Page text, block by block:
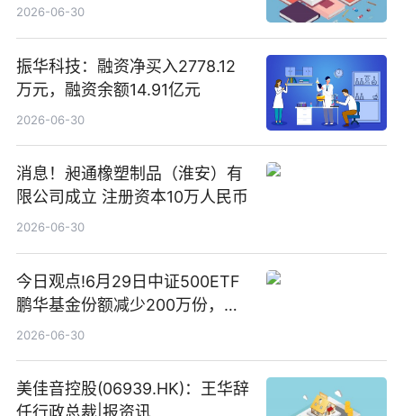
2026-06-30
振华科技：融资净买入2778.12
万元，融资余额14.91亿元
2026-06-30
消息！昶通橡塑制品（淮安）有
限公司成立 注册资本10万人民币
2026-06-30
今日观点!6月29日中证500ETF
鹏华基金份额减少200万份，重
仓股亨通光电、赤峰黄金、佰维
2026-06-30
美佳音控股(06939.HK)：王华辞
任行政总裁|报资讯